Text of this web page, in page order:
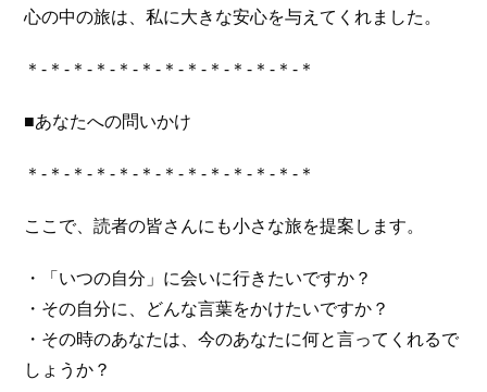
心の中の旅は、私に大きな安心を与えてくれました。
＊-＊-＊-＊-＊-＊-＊-＊-＊-＊-＊-＊-＊
■あなたへの問いかけ
＊-＊-＊-＊-＊-＊-＊-＊-＊-＊-＊-＊-＊
ここで、読者の皆さんにも小さな旅を提案します。
・「いつの自分」に会いに行きたいですか？
・その自分に、どんな言葉をかけたいですか？
・その時のあなたは、今のあなたに何と言ってくれるで
しょうか？